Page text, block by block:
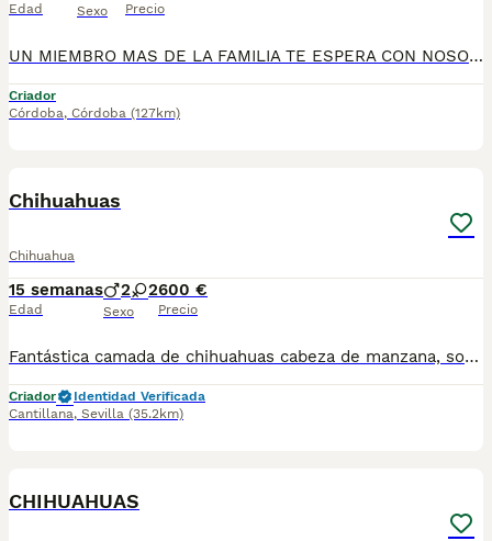
Edad Sexo Precio
UN MIEMBRO MAS DE LA FAMILIA TE ESPERA CON NOSOTROS , chihuahuas preciosos, machos y hembras disponibles , se entregan con todo al dia respecto a documentación y condiciones sanitarias , tanto así que hacemos entregas totalmente personalizadas y sin un euro por adelantado , obtenerse personas no aptas para tener perros , solo personas responsables. hacemos entregas a toda ESPAÑA . mas info 670864332
Criador
Córdoba, Córdoba (127km)
Chihuahuas
Chihuahua
15 semanas
Edad
2 2
Sexo
600 €
Precio
Fantástica camada de chihuahuas cabeza de manzana, son toy y están listos para entregar, 2 vacunas y chip, se puede enviar a contra reembolso, más información llamar o whasap al 687705959, pregunten sin compromiso, machos 600 hembra 650
Criador
Identidad Verificada
Cantillana, Sevilla (35.2km)
CHIHUAHUAS